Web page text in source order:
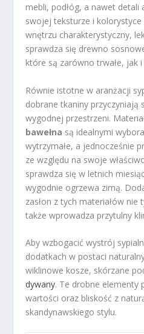
mebli, podłóg, a nawet detali
swojej teksturze i
wnętrzu charakterystyczny,
sprawdza się drewno
które są zarówno trwałe, jak
Równie istotne w aranżacji
dobrane tkaniny przyczyniają
wygodnej przestrzeni.
bawełna są idealnymi
wytrzymałe, a jednocześnie
ze względu na swoje
sprawdza się w letnich
wygodnie ogrzewa zimą.
zasłon z tych materiałów
także wprowadza przytulny
Aby wzbogacić wystrój
dodatkach w postaci
wiklinowe kosze, skórzane
dywany. Te drobne elementy
wartości oraz bliskość z
skandynawskiego stylu.